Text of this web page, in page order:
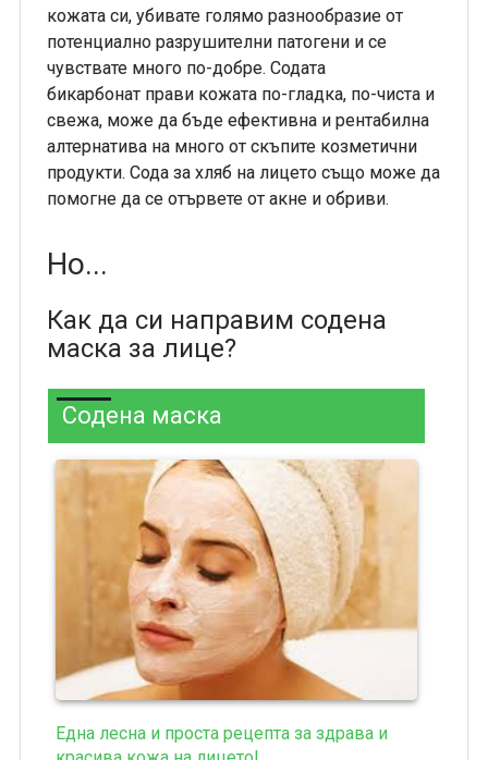
кожата си, убивате голямо разнообразие от
потенциално разрушителни патогени и се
чувствате много по-добре. Содата
бикарбонат прави кожата по-гладка, по-чиста и
свежа, може да бъде ефективна и рентабилна
алтернатива на много от скъпите козметични
продукти. Сода за хляб на лицето също може да
помогне да се отървете от акне и обриви.
Но...
Как да си направим содена
маска за лице?
Содена маска
Една лесна и проста рецепта за здрава и